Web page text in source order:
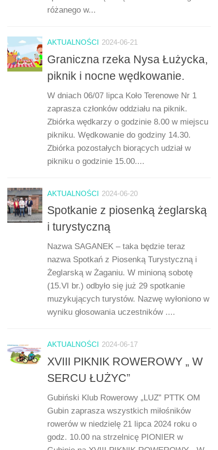
różanego w...
AKTUALNOŚCI 2024-06-21
Graniczna rzeka Nysa Łużycka,
piknik i nocne wędkowanie.
W dniach 06/07 lipca Koło Terenowe Nr 1
zaprasza członków oddziału na piknik.
Zbiórka wędkarzy o godzinie 8.00 w miejscu
pikniku. Wędkowanie do godziny 14.30.
Zbiórka pozostałych biorących udział w
pikniku o godzinie 15.00....
AKTUALNOŚCI 2024-06-20
Spotkanie z piosenką żeglarską
i turystyczną
Nazwa SAGANEK – taka będzie teraz
nazwa Spotkań z Piosenką Turystyczną i
Żeglarską w Żaganiu. W minioną sobotę
(15.VI br.) odbyło się już 29 spotkanie
muzykujących turystów. Nazwę wyłoniono w
wyniku głosowania uczestników ....
AKTUALNOŚCI 2024-06-17
XVIII PIKNIK ROWEROWY „ W
SERCU ŁUŻYC”
Gubiński Klub Rowerowy „LUZ” PTTK OM
Gubin zaprasza wszystkich miłośników
rowerów w niedzielę 21 lipca 2024 roku o
godz. 10.00 na strzelnicę PIONIER w